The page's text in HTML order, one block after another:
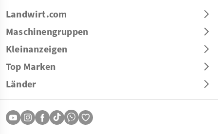
Landwirt.com
Maschinengruppen
Kleinanzeigen
Top Marken
Länder